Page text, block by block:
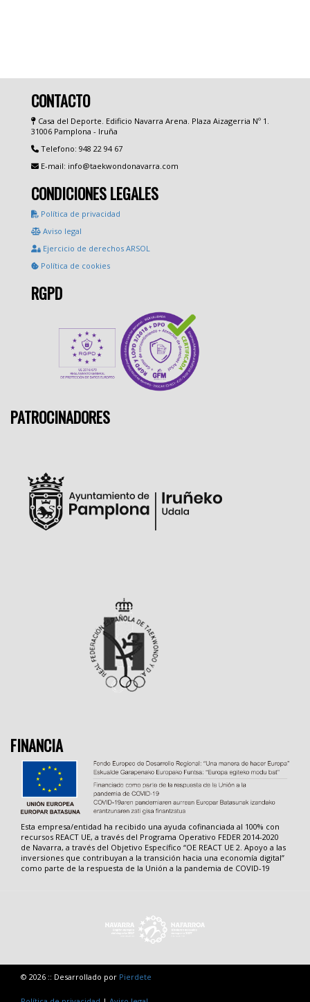
CONTACTO
Casa del Deporte. Edificio Navarra Arena. Plaza Aizagerria Nº 1.
31006 Pamplona - Iruña
Telefono: 948 22 94 67
E-mail: info@taekwondonavarra.com
CONDICIONES LEGALES
Política de privacidad
Aviso legal
Ejercicio de derechos ARSOL
Política de cookies
RGPD
PATROCINADORES
FINANCIA
Esta empresa/entidad ha recibido una ayuda cofinanciada al 100% con
recursos REACT UE, a través del Programa Operativo FEDER 2014-2020
de Navarra, a través del Objetivo Específico “OE REACT UE 2. Apoyo a las
inversiones que contribuyan a la transición hacia una economía digital”
como parte de la respuesta de la Unión a la pandemia de COVID-19
© 2026 :: Desarrollado por Pierdete